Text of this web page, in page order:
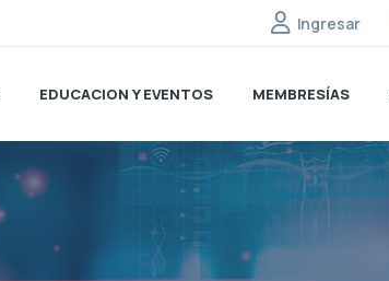
Ingresar
EDUCACION Y EVENTOS MEMBRESÍAS